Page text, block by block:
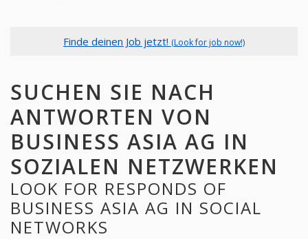
Finde deinen Job jetzt! (Look for job now!)
SUCHEN SIE NACH
ANTWORTEN VON
BUSINESS ASIA AG IN
SOZIALEN NETZWERKEN
LOOK FOR RESPONDS OF
BUSINESS ASIA AG IN SOCIAL
NETWORKS